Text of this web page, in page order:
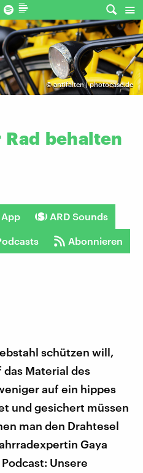
©antifalten | photocase.de
Rad behalten
ARD Sounds
Abonnieren
schützen will,
Material des
auf ein hippes
und gesichert müssen
man den Drahtesel
Gaya
Unsere